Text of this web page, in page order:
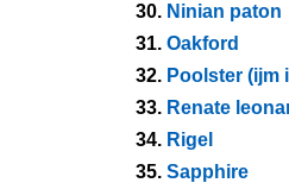
30. Ninian paton
31. Oakford
32. Poolster (ijm
33. Renate
34. Rigel
35. Sapphire